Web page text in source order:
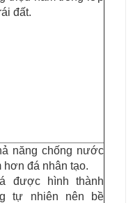
đất.
năng chống nước
hơn đá nhân tạo.
được hình thành
tự nhiên nên bề